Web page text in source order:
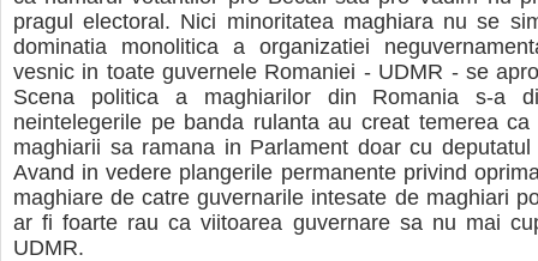
pragul electoral. Nici minoritatea maghiara nu se
dominatia monolitica a organizatiei
vesnic in toate guvernele Romaniei - UDMR - se
Scena politica a maghiarilor din Romania s-a
neintelegerile pe banda rulanta au creat temerea
maghiarii sa ramana in Parlament doar cu deputatul
Avand in vedere plangerile permanente privind
maghiare de catre guvernarile intesate de maghiari
ar fi foarte rau ca viitoarea guvernare sa nu mai
UDMR.